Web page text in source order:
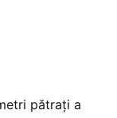
pătraţi a